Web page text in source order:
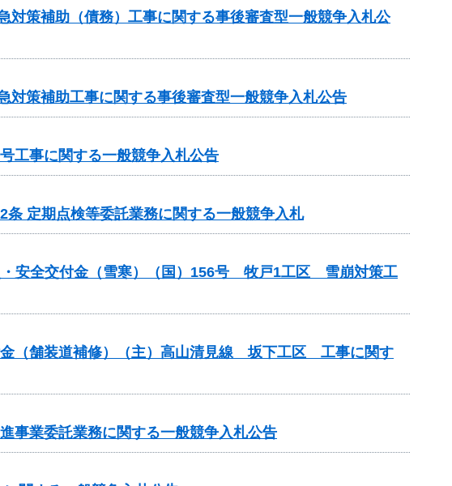
策補助（債務）工事に関する事後審査型一般競争入札公
策補助工事に関する事後審査型一般競争入札公告
工事に関する一般競争入札公告
定期点検等委託業務に関する一般競争入札
安全交付金（雪寒）（国）156号 牧戸1工区 雪崩対策工
（舗装道補修）（主）高山清見線 坂下工区 工事に関す
事業委託業務に関する一般競争入札公告